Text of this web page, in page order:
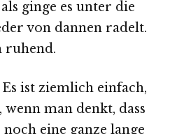
ginge es unter die
von dannen radelt.
ruhend.
ist ziemlich einfach,
man denkt, dass
eine ganze lange